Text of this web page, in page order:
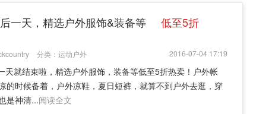
一天，精选户外服饰&装备等
低至5折
2016-07-04 17:19
分类： 运动户外
天就结束啦，精选户外服饰，装备等低至5折热卖！户外帐
的时候备着，户外凉鞋，夏日短裤，就算不到户外去逛，穿
是神清...阅读全文